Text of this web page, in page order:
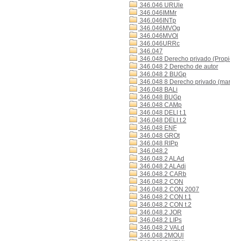
346.046 URUle
346.046IMMr
346.046INTp
346.046MVOg
346.046MVOl
346.046URRc
346.047
346.048 Derecho privado
346.048 2 Derecho de autor
346.048 2 BUGp
346.048 8 Derecho privado
346.048 BALi
346.048 BUGp
346.048 CAMp
346.048 DELl t.1
346.048 DELl t.2
346.048 ENF
346.048 GROt
346.048 RIPp
346.048.2
346.048.2 ALAd
346.048.2 ALAdi
346.048.2 CARb
346.048.2 CON
346.048.2 CON 2007
346.048.2 CON t.1
346.048.2 CON t.2
346.048.2 JOR
346.048.2 LIPs
346.048.2 VALd
346.048.2MOUl